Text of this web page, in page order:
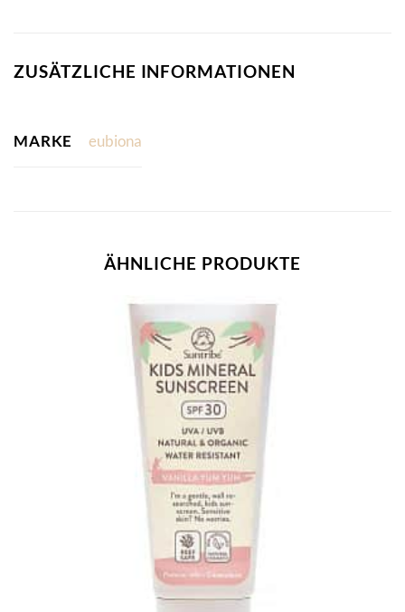
ZUSÄTZLICHE INFORMATIONEN
MARKE eubiona
ÄHNLICHE PRODUKTE